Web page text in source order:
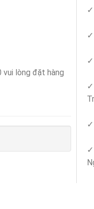
vui lòng đặt hàng
✓
✓
✓
✓
✓
✓